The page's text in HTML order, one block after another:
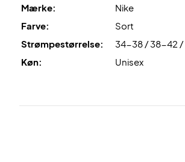
Mærke:
Nike
Farve:
Sort
Strømpestørrelse:
34-38 / 38-42
Køn:
Unisex